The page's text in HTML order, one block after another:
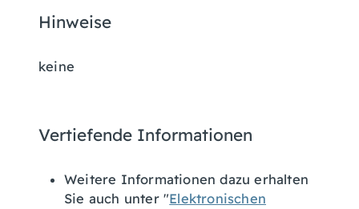
Hinweise
keine
Vertiefende Informationen
Weitere Informationen dazu erhalten
Sie auch unter "Elektronischen